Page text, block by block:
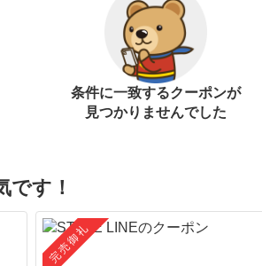
条件に一致するクーポンが
見つかりませんでした
です！
完売御礼